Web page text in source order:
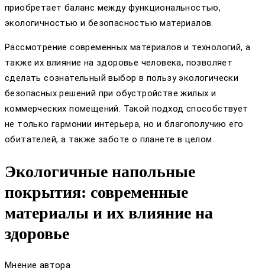
приобретает баланс между функциональностью,
экологичностью и безопасностью материалов.
Рассмотрение современных материалов и технологий, а
также их влияние на здоровье человека, позволяет
сделать сознательный выбор в пользу экологически
безопасных решений при обустройстве жилых и
коммерческих помещений. Такой подход способствует
не только гармонии интерьера, но и благополучию его
обитателей, а также заботе о планете в целом.
Экологичные напольные
покрытия: современные
материалы и их влияние на
здоровье
Мнение автора